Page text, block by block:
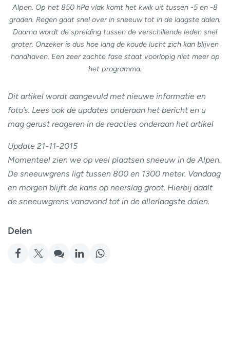
Alpen. Op het 850 hPa vlak komt het kwik uit tussen -5 en -8
graden. Regen gaat snel over in sneeuw tot in de laagste dalen.
Daarna wordt de spreiding tussen de verschillende leden snel
groter. Onzeker is dus hoe lang de koude lucht zich kan blijven
handhaven. Een zeer zachte fase staat voorlopig niet meer op
het programma.
Dit artikel wordt aangevuld met nieuwe informatie en
foto’s. Lees ook de updates onderaan het bericht en u
mag gerust reageren in de reacties onderaan het artikel
Update 21-11-2015
Momenteel zien we op veel plaatsen sneeuw in de Alpen.
De sneeuwgrens ligt tussen 800 en 1300 meter. Vandaag
en morgen blijft de kans op neerslag groot. Hierbij daalt
de sneeuwgrens vanavond tot in de allerlaagste dalen.
Delen